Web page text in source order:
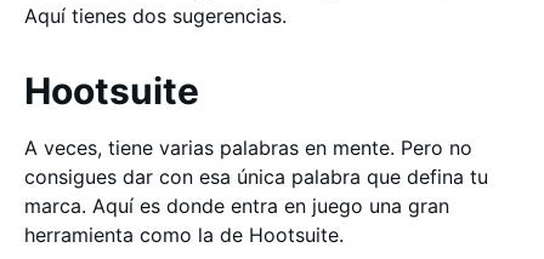
Aquí tienes dos sugerencias.
Hootsuite
A veces, tiene varias palabras en mente. Pero no
consigues dar con esa única palabra que defina tu
marca. Aquí es donde entra en juego una gran
herramienta como la de Hootsuite.